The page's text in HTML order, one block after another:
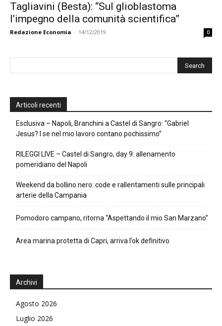
Tagliavini (Besta): “Sul glioblastoma
l’impegno della comunità scientifica”
Redazione Economia - 14/12/2019 0
Articoli recenti
Esclusiva – Napoli, Branchini a Castel di Sangro: “Gabriel
Jesus? I se nel mio lavoro contano pochissimo”
RILEGGI LIVE – Castel di Sangro, day 9: allenamento
pomeridiano del Napoli
Weekend da bollino nero: code e rallentamenti sulle principali
arterie della Campania
Pomodoro campano, ritorna “Aspettando il mio San Marzano”
Area marina protetta di Capri, arriva l’ok definitivo
Archivi
Agosto 2026
Luglio 2026